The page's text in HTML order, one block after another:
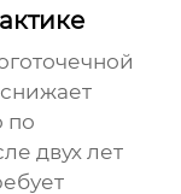
по
двух лет